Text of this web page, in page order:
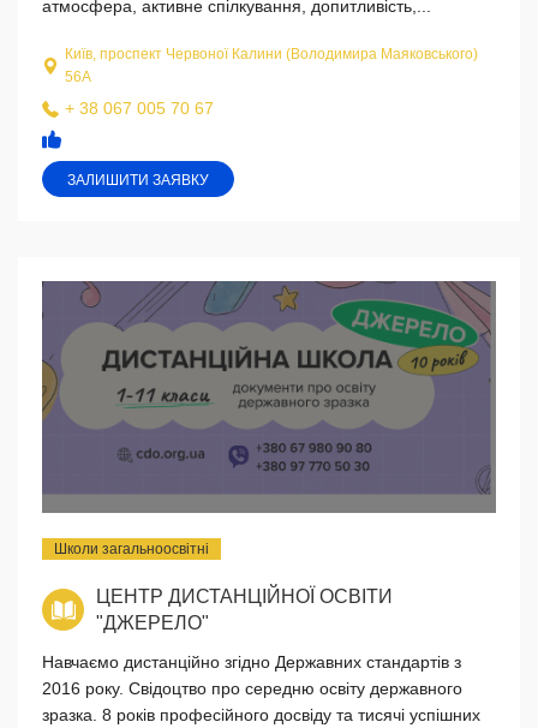
атмосфера, активне спілкування, допитливість,...
Київ, проспект Червоної Калини (Володимира Маяковського)
56А
+ 38 067 005 70 67
ЗАЛИШИТИ ЗАЯВКУ
Школи загальноосвітні
ЦЕНТР ДИСТАНЦІЙНОЇ ОСВІТИ
"ДЖЕРЕЛО"
Навчаємо дистанційно згідно Державних стандартів з
2016 року. Свідоцтво про середню освіту державного
зразка. 8 років професійного досвіду та тисячі успішних